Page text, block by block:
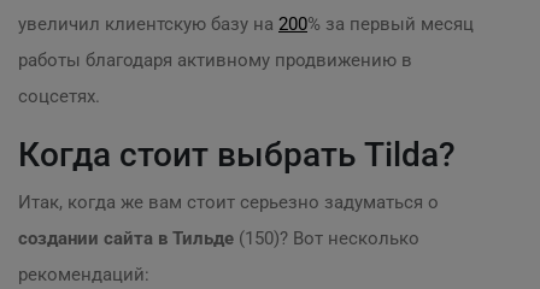
увеличил клиентскую базу на 200% за первый месяц
работы благодаря активному продвижению в
соцсетях.
Когда стоит выбрать Tilda?
Итак, когда же вам стоит серьезно задуматься о
создании сайта в Тильде (150)? Вот несколько
рекомендаций: